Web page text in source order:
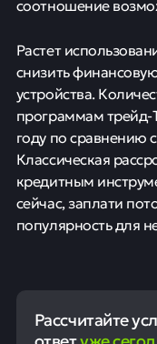
соотношение
Растет
снизить
устройства.
программам трейд-
году по
Классическая
кредитным
сейчас, заплати
популярность для
Рассчитайте